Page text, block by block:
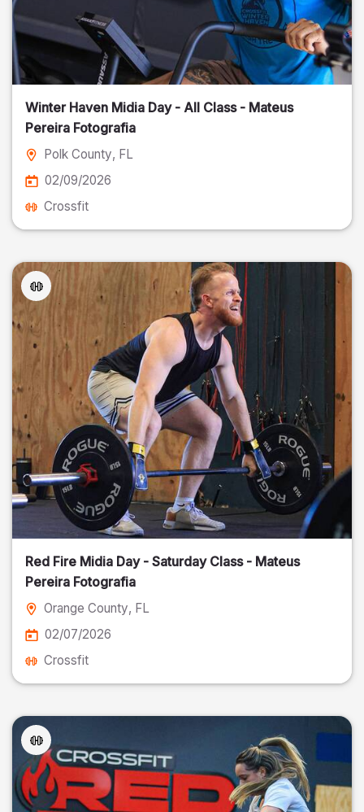
Winter Haven Midia Day - All Class - Mateus
Pereira Fotografia
Polk County, FL
02/09/2026
Crossfit
Red Fire Midia Day - Saturday Class - Mateus
Pereira Fotografia
Orange County, FL
02/07/2026
Crossfit